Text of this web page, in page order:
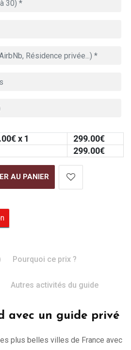
€ x 1 299.00€
299.00€
AU PANIER
Pourquoi ce prix ?
Autres activités du guide
avec un guide privé
plus belles villes de France avec